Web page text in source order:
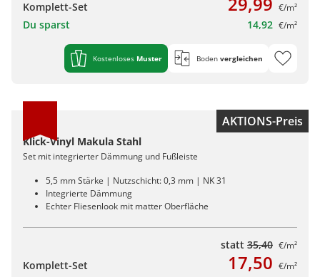
Komplett-Set €/m²
Du sparst 14,92 €/m²
Kostenloses Muster Boden vergleichen
AKTIONS-Preis
Klick-Vinyl Makula Stahl
Set mit integrierter Dämmung und Fußleiste
5,5 mm Stärke | Nutzschicht: 0,3 mm | NK 31
Integrierte Dämmung
Echter Fliesenlook mit matter Oberfläche
statt 35,40 €/m²
Komplett-Set 17,50 €/m²